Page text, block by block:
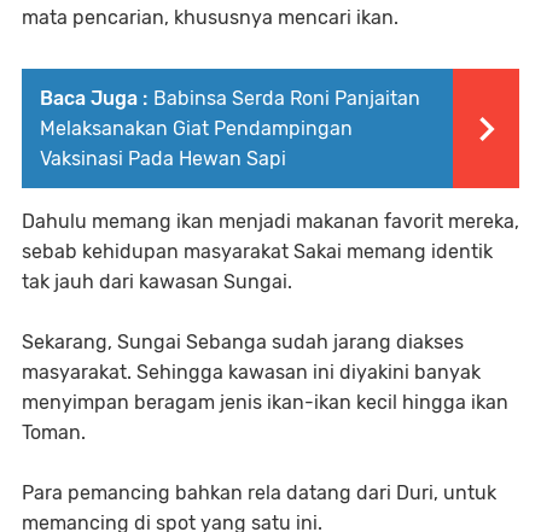
mata pencarian, khususnya mencari ikan.
Baca Juga : Babinsa Serda Roni Panjaitan
Melaksanakan Giat Pendampingan
Vaksinasi Pada Hewan Sapi
Dahulu memang ikan menjadi makanan favorit mereka,
sebab kehidupan masyarakat Sakai memang identik
tak jauh dari kawasan Sungai.
Sekarang, Sungai Sebanga sudah jarang diakses
masyarakat. Sehingga kawasan ini diyakini banyak
menyimpan beragam jenis ikan-ikan kecil hingga ikan
Toman.
Para pemancing bahkan rela datang dari Duri, untuk
memancing di spot yang satu ini.